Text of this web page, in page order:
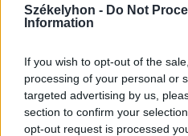
Székelyhon - Do Not
Information
If you wish to opt-out of the
processing of your personal or
targeted advertising by us,
section to confirm your
opt-out request is processed
szóljon hozzá!